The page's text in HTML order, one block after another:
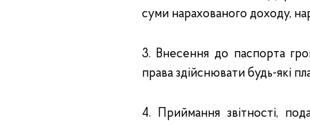
суми нарахованого доходу,
3. Внесення до паспорта
права здійснювати будь-які
4. Приймання звітності,